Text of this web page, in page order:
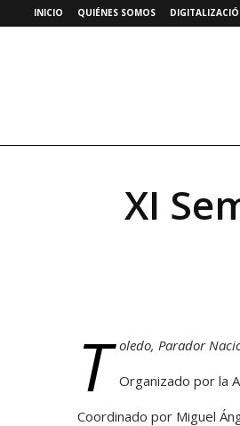
INICIO QUIÉNES SOMOS
XI
T oledo, Parador
Organizado por la
Coordinado por Miguel